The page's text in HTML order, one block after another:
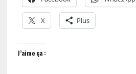
X Plus
J’aime ça :